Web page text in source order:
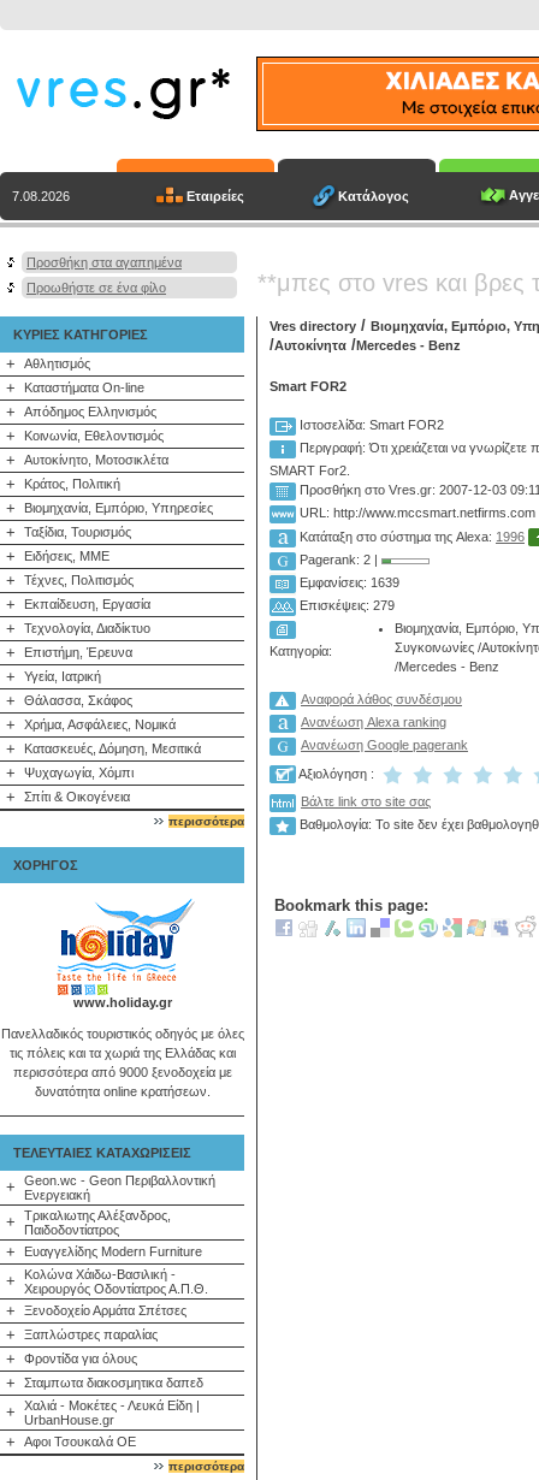
7.08.2026 Εταιρείες Κατάλογος
Προσθήκη στα αγαπημένα
Προωθήστε σε ένα φίλο
**μπες στο vres και βρες
ΚΥΡΙΕΣ ΚΑΤΗΓΟΡΙΕΣ
+ Αθλητισμός
+ Καταστήματα On-line
+ Απόδημος Ελληνισμός
+ Κοινωνία, Εθελοντισμός
+ Αυτοκίνητο, Μοτοσικλέτα
+ Κράτος, Πολιτική
+ Βιομηχανία, Εμπόριο, Υπηρεσίες
+ Ταξίδια, Τουρισμός
+ Ειδήσεις, ΜΜΕ
+ Τέχνες, Πολιτισμός
+ Εκπαίδευση, Εργασία
+ Τεχνολογία, Διαδίκτυο
+ Επιστήμη, Έρευνα
+ Υγεία, Ιατρική
+ Θάλασσα, Σκάφος
+ Χρήμα, Ασφάλειες, Νομικά
+ Κατασκευές, Δόμηση, Μεσιτικά
+ Ψυχαγωγία, Χόμπι
+ Σπίτι & Οικογένεια
περισσότερα
ΧΟΡΗΓΟΣ
www.holiday.gr
Πανελλαδικός τουριστικός οδηγός με όλες
τις πόλεις και τα χωριά της Ελλάδας και
περισσότερα από 9000 ξενοδοχεία με
δυνατότητα online κρατήσεων.
ΤΕΛΕΥΤΑΙΕΣ ΚΑΤΑΧΩΡΙΣΕΙΣ
+
Geon.wc - Geon Περιβαλλοντική
Ενεργειακή
+
Τρικαλιωτης Αλέξανδρος,
Παιδοδοντίατρος
+ Ευαγγελίδης Modern Furniture
+
Κολώνα Χάιδω-Βασιλική -
Χειρουργός Οδοντίατρος Α.Π.Θ.
+ Ξενοδοχείο Αρμάτα Σπέτσες
+ Ξαπλώστρες παραλίας
+ Φροντίδα για όλους
+ Σταμπωτα διακοσμητικα δαπεδ
+
Χαλιά - Μοκέτες - Λευκά Είδη |
UrbanHouse.gr
+ Αφοι Τσουκαλά ΟΕ
περισσότερα
Vres directory / Βιομηχανία, Εμπόριο,
/Aυτοκίνητα /Mercedes - Benz
Smart FOR2
Ιστοσελίδα: Smart FOR2
Περιγραφή:Ότι χρειάζεται να
SMART For2.
Προσθήκη στο Vres.gr: 2007-12-03
URL: http://www.mccsmart.netfirms.com
Κατάταξη στο σύστημα της Alexa: 1996
Pagerank: 2 |
Εμφανίσεις: 1639
Επισκέψεις: 279
Κατηγορία:
Βιομηχανία, Εμπόριο,
Συγκοινωνίες /
/Mercedes - Benz
Αναφορά λάθος συνδέσμου
Ανανέωση Alexa ranking
Ανανέωση Google pagerank
Αξιολόγηση :
Βάλτε link στο site σας
Βαθμολογία: Το site δεν έχει
Bookmark this page: